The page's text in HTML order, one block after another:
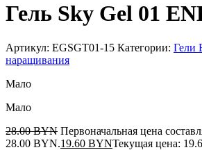
Гель Sky Gel 01
Артикул: EGSGT01-15 Категории: Гели
наращивания
Мало
Мало
28.00BYN Первоначальная цена
28.00 BYN.19.60 BYNТекущая цена: